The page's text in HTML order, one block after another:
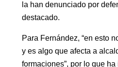
la han denunciado por
destacado.
Para Fernández, “en esto
y es algo que afecta a
formaciones”, por lo que